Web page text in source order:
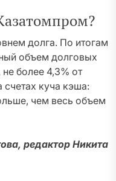
долга. По итогам
объем долговых
более 4,3% от
куча кэша:
чем весь объем
редактор Никита